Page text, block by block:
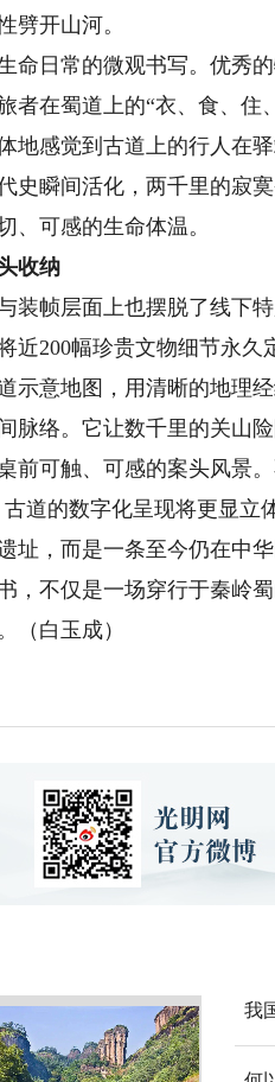
劈开山河。
日常的微观书写。优秀的
者在蜀道上的“衣、食、住
地感觉到古道上的行人在
史瞬间活化，两千里的寂
、可感的生命体温。
收纳
帧层面上也摆脱了线下特
200幅珍贵文物细节永久
意地图，用清晰的地理经
脉络。它让数千里的关山
前可触、可感的案头风景
道的数字化呈现将更显立
，而是一条至今仍在中华
，不仅是一场穿行于秦岭
（白玉成）
我